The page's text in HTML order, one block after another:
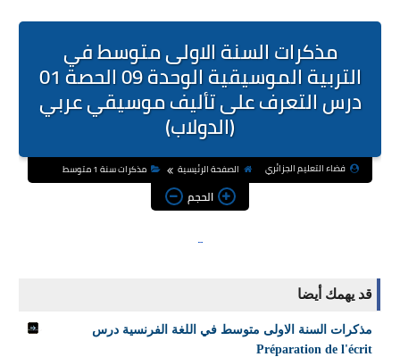
مذكرات السنة الاولى متوسط في
التربية الموسيقية الوحدة 09 الحصة 01
درس التعرف على تأليف موسيقي عربي
(الدولاب)
فضاء التعليم الجزائري الصفحة الرئيسية مذكرات سنة 1 متوسط
الحجم
قد يهمك أيضا
مذكرات السنة الاولى متوسط في اللغة الفرنسية درس
Préparation de l'écrit